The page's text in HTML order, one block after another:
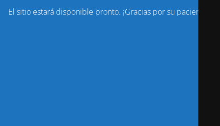
El sitio estará disponible pronto. ¡Gracias por su paciencia!